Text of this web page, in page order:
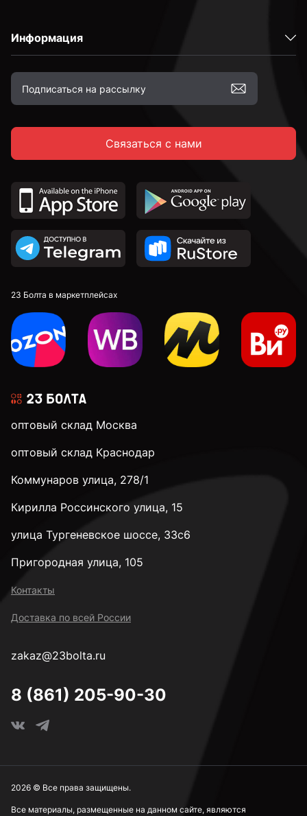
Информация
Связаться с нами
23 Болта в маркетплейсах
оптовый склад Москва
оптовый склад Краснодар
Коммунаров улица, 278/1
Кирилла Россинского улица, 15
улица Тургеневское шоссе, 33с6
Пригородная улица, 105
Контакты
Доставка по всей России
zakaz@23bolta.ru
8 (861) 205-90-30
Все материалы, размещенные на данном сайте, являются
2026 © Все права защищены.